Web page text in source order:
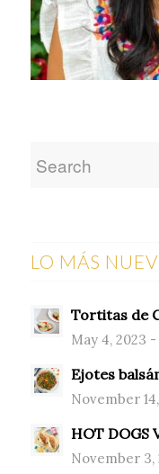
LO MÁS
Tortitas de
May 4, 2023 -
Ejotes
November
HOT DOGS
November 3,